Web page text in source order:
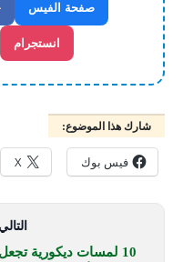
صفحة الفيس
انستجرام
شارك هذا الموضوع:
فيس بوك X
التالي
10 لمسات ديكورية تجعل